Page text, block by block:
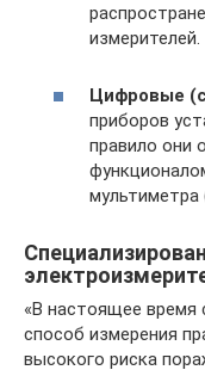
измерителей.
Цифровые
приборов
правило они
мультиметра
«В настоящее время
способ измерения
высокого риска